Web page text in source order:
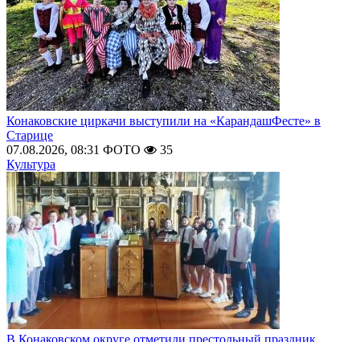
Конаковские циркачи выступили на «КарандашФесте» в
Старице
07.08.2026, 08:31 ФОТО
35
Культура
В Конаковском округе отметили престольный праздник